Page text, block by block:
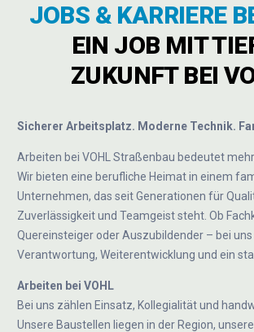
EIN JOB MIT
ZUKUNFT BEI
Sicherer Arbeitsplatz. Moderne Technik.
Arbeiten bei VOHL Straßenbau bedeutet
Wir bieten eine berufliche Heimat in einem
Unternehmen, das seit Generationen für
Zuverlässigkeit und Teamgeist steht. Ob
Quereinsteiger oder Auszubildender – bei
Verantwortung, Weiterentwicklung und ein
Arbeiten bei VOHL
Bei uns zählen Einsatz, Kollegialität und
Unsere Baustellen liegen in der Region,
JOBS & KARRIERE